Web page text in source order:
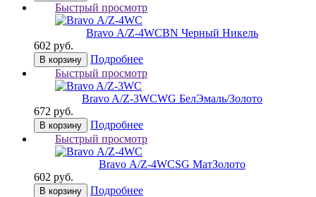
Быстрый просмотр
Bravo А/Z-4WCBN Черный Никель
602 руб.
В корзину
Подробнее
Быстрый просмотр
Bravo A/Z-3WCWG БелЭмаль/Золото
672 руб.
В корзину
Подробнее
Быстрый просмотр
Bravo А/Z-4WCSG МатЗолото
602 руб.
В корзину
Подробнее